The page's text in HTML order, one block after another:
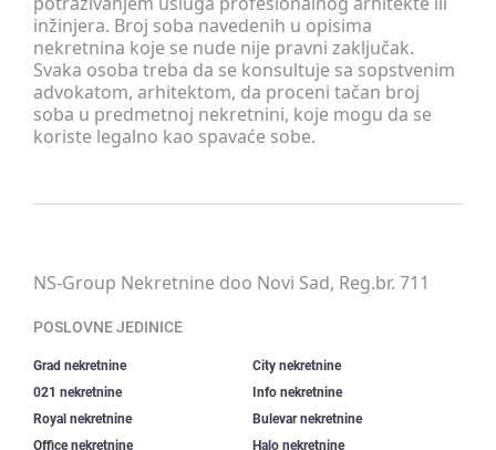
inžinjera. Broj soba navedenih u opisima
nekretnina koje se nude nije pravni zaključak.
Svaka osoba treba da se konsultuje sa sopstvenim
advokatom, arhitektom, da proceni tačan broj
soba u predmetnoj nekretnini, koje mogu da se
koriste legalno kao spavaće sobe.
NS-Group Nekretnine doo Novi Sad, Reg.br. 711
POSLOVNE JEDINICE
Grad nekretnine
City nekretnine
021 nekretnine
Info nekretnine
Royal nekretnine
Bulevar nekretnine
Office nekretnine
Halo nekretnine